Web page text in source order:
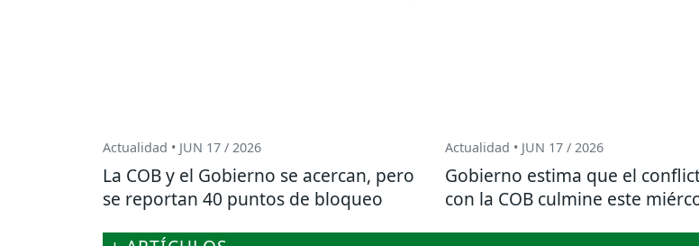
Actualidad • JUN 17 / 2026
La COB y el Gobierno se acercan, pero
se reportan 40 puntos de bloqueo
Actualidad • JUN 17 / 2026
Gobierno estima que el
con la COB culmine este